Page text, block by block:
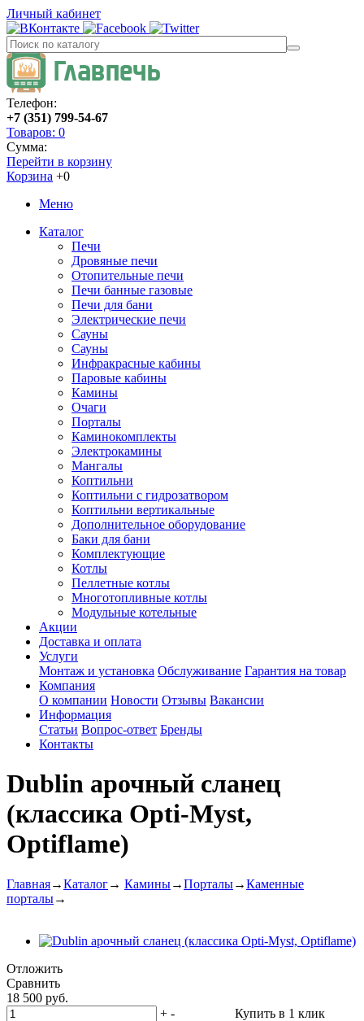
Личный кабинет
Телефон:
+7 (351) 799-54-67
Товаров: 0
Сумма:
Перейти в корзину
Корзина +0
Меню
Каталог
Печи
Дровяные печи
Отопительные печи
Печи банные газовые
Печи для бани
Электрические печи
Сауны
Сауны
Инфракрасные кабины
Паровые кабины
Камины
Очаги
Порталы
Каминокомплекты
Электрокамины
Мангалы
Коптильни
Коптильни с гидрозатвором
Коптильни вертикальные
Дополнительное оборудование
Баки для бани
Комплектующие
Котлы
Пеллетные котлы
Многотопливные котлы
Модульные котельные
Акции
Доставка и оплата
Услуги
Монтаж и установка Обслуживание Гарантия на товар
Компания
О компании Новости Отзывы Вакансии
Информация
Статьи Вопрос-ответ Бренды
Контакты
Dublin арочный сланец
(классика Opti-Myst,
Optiflame)
Главная→Каталог→ Камины→Порталы→Каменные
порталы→
Отложить
Сравнить
18 500 руб.
+ -
Купить в 1 клик